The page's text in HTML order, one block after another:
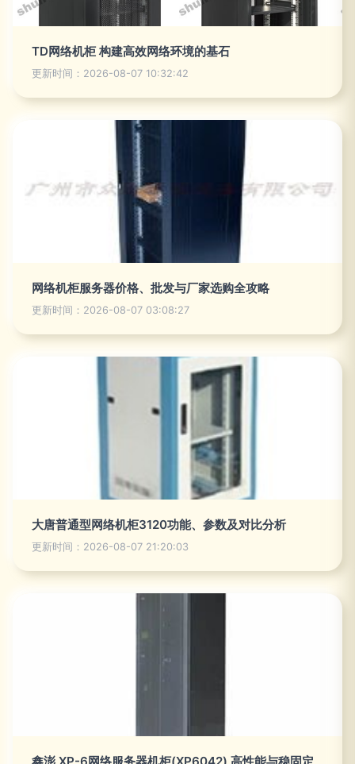
TD网络机柜 构建高效网络环境的基石
更新时间：2026-08-07 10:32:42
网络机柜服务器价格、批发与厂家选购全攻略
更新时间：2026-08-07 03:08:27
大唐普通型网络机柜3120功能、参数及对比分析
更新时间：2026-08-07 21:20:03